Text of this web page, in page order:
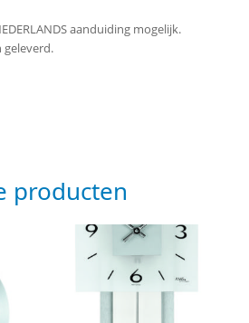
aanduiding mogelijk.
producten